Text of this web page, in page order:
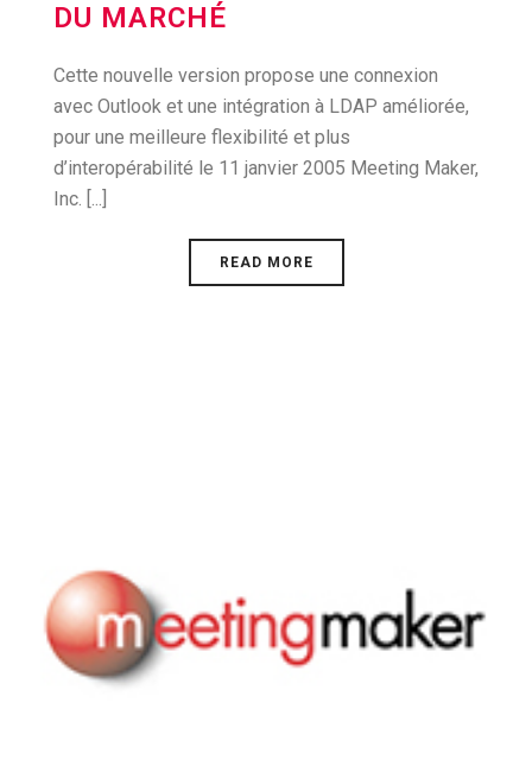
DU MARCHÉ
Cette nouvelle version propose une connexion
avec Outlook et une intégration à LDAP améliorée,
pour une meilleure flexibilité et plus
d’interopérabilité le 11 janvier 2005 Meeting Maker,
Inc. [...]
READ MORE